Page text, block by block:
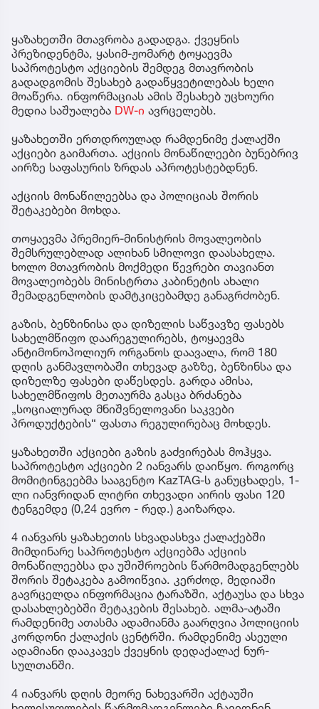
ყაზახეთში მთავრობა გადადგა. ქვეყნის
პრეზიდენტმა, ყასიმ-ჟომარტ ტოყაევმა
საპროტესტო აქციების შემდეგ მთავრობის
გადადგომის შესახებ გადაწყვეტილებას ხელი
მოაწერა. ინფორმაციას ამის შესახებ უცხოური
მედია საშუალება DW-ი ავრცელებს.
ყაზახეთში ერთდროულად რამდენიმე ქალაქში
აქციები გაიმართა. აქციის მონაწილეები ბუნებრივ
აირზე საფასურის ზრდას აპროტესტებდნენ.
აქციის მონაწილეებსა და პოლიციას შორის
შეტაკებები მოხდა.
თოყაევმა პრემიერ-მინისტრის მოვალეობის
შემსრულებლად ალიხან სმილოვი დაასახელა.
ხოლო მთავრობის მოქმედი წევრები თავიანთ
მოვალეობებს მინისტრთა კაბინეტის ახალი
შემადგენლობის დამტკიცებამდე განაგრძობენ.​
გაზის, ბენზინისა და დიზელის საწვავზე ფასებს
სახელმწიფო დაარეგულირებს, ტოყაევმა
ანტიმონოპოლიურ ორგანოს დაავალა, რომ 180
დღის განმავლობაში თხევად გაზზე, ბენზინსა და
დიზელზე ფასები დაწესდეს. გარდა ამისა,
სახელმწიფოს მეთაურმა გასცა ბრძანება
„სოციალურად მნიშვნელოვანი საკვები
პროდუქტების“ ფასთა რეგულირებაც მოხდეს.
ყაზახეთში აქციები გაზის გაძვირებას მოჰყვა.
საპროტესტო აქციები 2 იანვარს დაიწყო. როგორც
მომიტინგეებმა სააგენტო KazTAG-ს განუცხადეს, 1-
ლი იანვრიდან ლიტრი თხევადი აირის ფასი 120
ტენგემდე (0,24 ევრო - რედ.) გაიზარდა.
4 იანვარს ყაზახეთის სხვადასხვა ქალაქებში
მიმდინარე საპროტესტო აქციებმა აქციის
მონაწილეებსა და უშიშროების წარმომადგენლებს
შორის შეტაკება გამოიწვია. კერძოდ, მედიაში
გავრცელდა ინფორმაცია ტარაზში, აქტაუსა და სხვა
დასახლებებში შეტაკების შესახებ. ალმა-ატაში
რამდენიმე ათასმა ადამიანმა გაარღვია პოლიციის
კორდონი ქალაქის ცენტრში. რამდენიმე ასეული
ადამიანი დააკავეს ქვეყნის დედაქალაქ ნურ-
სულთანში.
4 იანვარს დღის მეორე ნახევარში აქტაუში